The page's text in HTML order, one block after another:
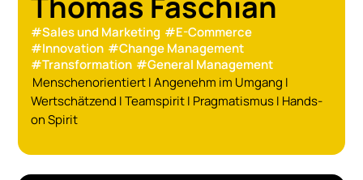
#Sales und Marketing #E-Commerce
#Innovation #Change Management
#Transformation #General Management
Menschenorientiert I Angenehm im Umgang I
Wertschätzend I Teamspirit I Pragmatismus I Hands-
on Spirit